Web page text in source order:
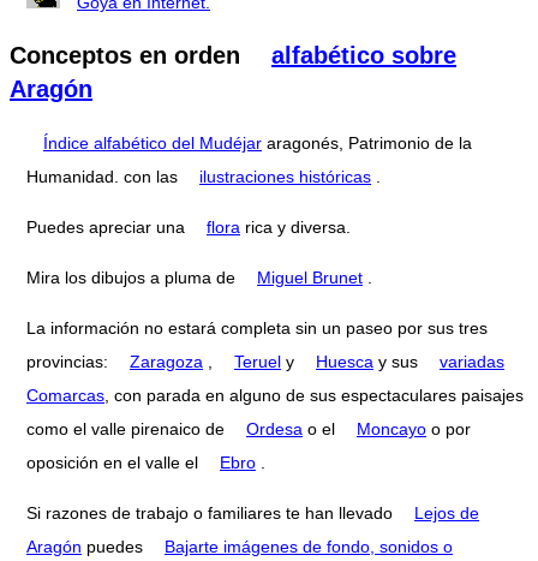
Conceptos en orden
alfabético sobre
Aragón
Índice alfabético del Mudéjar aragonés, Patrimonio de la
Humanidad. con las
ilustraciones históricas
Puedes apreciar una flora rica y diversa.
Mira los dibujos a pluma de Miguel Brunet
La información no estará completa sin un paseo por sus tres
provincias:
Zaragoza Teruel y Huesca y sus
variadas
Comarcas , con parada en alguno de sus espectaculares paisajes
como el valle pirenaico de
Ordesa o el Moncayo o por
oposición en el valle el
Ebro
Si razones de trabajo o familiares te han llevado
Lejos de
Aragón puedes
Bajarte imágenes de fondo, sonidos o